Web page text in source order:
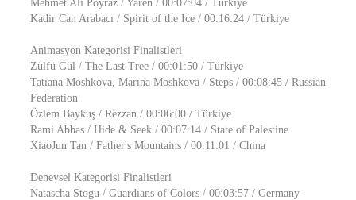
Mehmet Ali Poyraz / Yaren / 00:07:04 / Türkiye
Kadir Can Arabacı / Spirit of the Ice / 00:16:24 / Türkiye
Animasyon Kategorisi Finalistleri
Zülfü Gül / The Last Tree / 00:01:50 / Türkiye
Tatiana Moshkova, Marina Moshkova / Steps / 00:08:45 / Russian
Federation
Özlem Baykuş / Rezzan / 00:06:00 / Türkiye
Rami Abbas / Hide & Seek / 00:07:14 / State of Palestine
XiaoJun Tan / Father's Mountains / 00:11:01 / China
Deneysel Kategorisi Finalistleri
Natascha Stogu / Guardians of Colors / 00:03:57 / Germany